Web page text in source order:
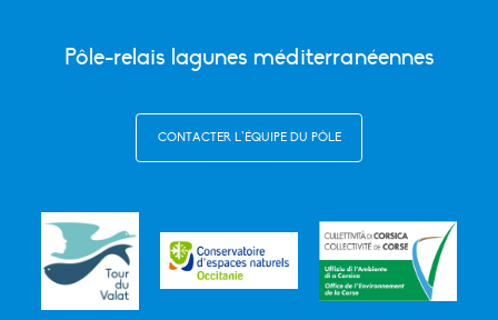
Pôle-relais lagunes méditerranéennes
CONTACTER L’ÉQUIPE DU PÔLE